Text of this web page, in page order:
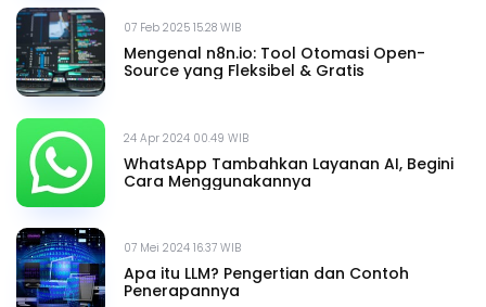
07 Feb 2025 15.28 WIB
Mengenal n8n.io: Tool Otomasi Open-
Source yang Fleksibel & Gratis
24 Apr 2024 00.49 WIB
WhatsApp Tambahkan Layanan AI, Begini
Cara Menggunakannya
07 Mei 2024 16.37 WIB
Apa itu LLM? Pengertian dan Contoh
Penerapannya